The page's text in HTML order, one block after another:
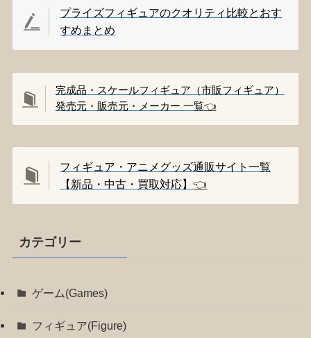
プライズフィギュアのクオリティ比較とおす
すめまとめ
完成品・スケールフィギュア（市販フィギュア）
発売元・販売元・メーカー 一覧👈️
フィギュア・アニメグッズ通販サイト一覧
【新品・中古・買取対応】👈️
カテゴリー
ゲーム(Games)
フィギュア(Figure)